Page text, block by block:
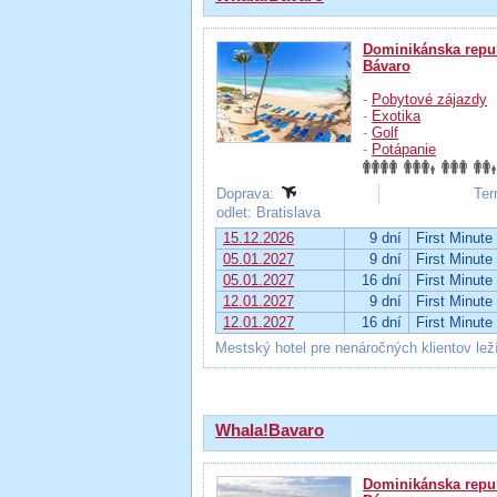
Dominikánska
Bávaro
- Pobytové zájazdy
- Exotika
- Golf
- Potápanie
Doprava:
odlet: Bratislava
15.12.2026
9 dní
First Minute
05.01.2027
9 dní
First Minute
05.01.2027
16 dní
First Minute
12.01.2027
9 dní
First Minute
12.01.2027
16 dní
First Minute
Mestský hotel pre nenáročných klientov
Whala!Bavaro
Dominikánska